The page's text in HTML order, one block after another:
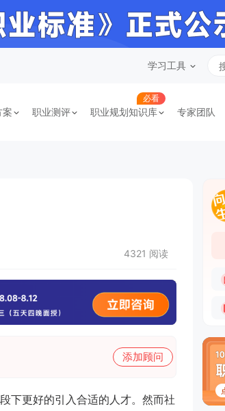
学习工具
案 职业测评
必看
职业规划知识库 专家团队
4321 阅读
添加顾问
更好的引入合适的人才。然而社